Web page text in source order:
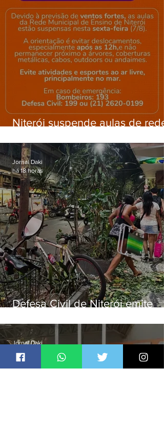
Niterói suspende aulas de rede
ventos fortes nesta sexta (7)
Defesa Civil de Niterói emite
sexta-feira (07)
Jornal Daki
há 18 horas
Jornal Daki
há 18 horas